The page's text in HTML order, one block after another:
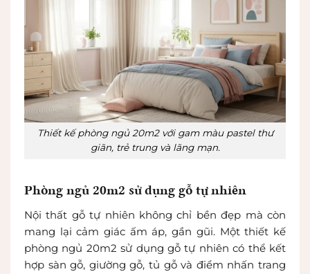
Thiết kế phòng ngủ 20m2 với gam màu pastel thư
giãn, trẻ trung và lãng mạn.
Phòng ngủ 20m2 sử dụng gỗ tự nhiên
Nội thất gỗ tự nhiên không chỉ bền đẹp mà còn
mang lại cảm giác ấm áp, gần gũi. Một thiết kế
phòng ngủ 20m2 sử dụng gỗ tự nhiên có thể kết
hợp sàn gỗ, giường gỗ, tủ gỗ và điểm nhấn trang